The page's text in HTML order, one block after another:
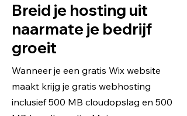
Breid je hosting uit
naarmate je bedrijf
groeit
Wanneer je een gratis Wix website
maakt krijg je gratis webhosting
inclusief 500 MB cloudopslag en 500